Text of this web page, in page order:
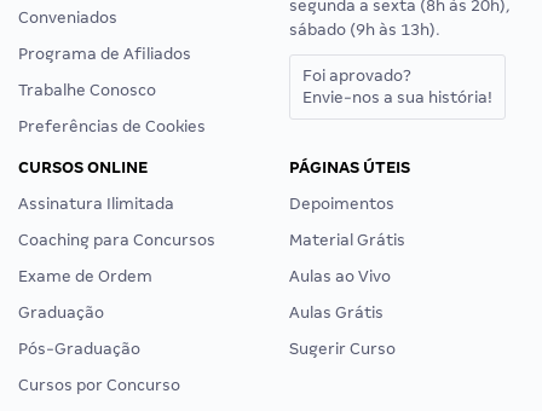
Conveniados
Programa de Afiliados
Trabalhe Conosco
Preferências de Cookies
segunda a sexta (8h às 20h),
sábado (9h às 13h).
Foi aprovado?
Envie-nos a sua história!
CURSOS ONLINE
Assinatura Ilimitada
Coaching para Concursos
Exame de Ordem
Graduação
Pós-Graduação
Cursos por Concurso
PÁGINAS ÚTEIS
Depoimentos
Material Grátis
Aulas ao Vivo
Aulas Grátis
Sugerir Curso